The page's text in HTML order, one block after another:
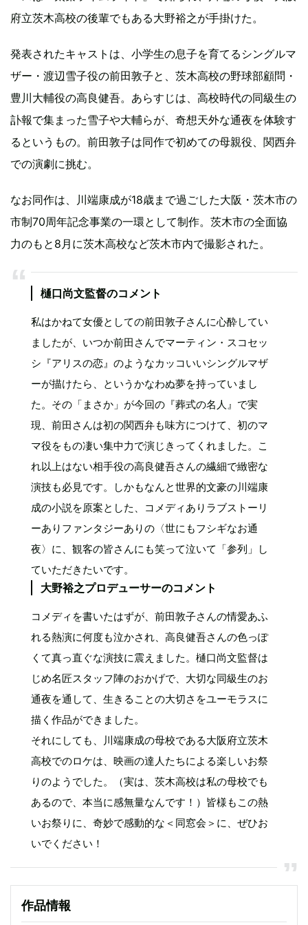
府立茨木高校の後輩でもある大野裕之が手掛けた。
発表されたキャストは、小学生の息子を育てるシングルマ
ザー・渡辺雪子役の前田敦子と、茨木高校の野球部顧問・
豊川大輔役の高良健吾。あらすじは、高校時代の同級生の
訃報で集まった雪子や大輔らが、奇想天外な通夜を体験す
るというもの。前田敦子は同作で初めての母親役、関西弁
での演劇に挑む。
なお同作は、川端康成が18歳まで過ごした大阪・茨木市の
市制70周年記念事業の一環として制作。茨木市の全面協
力のもと8月に茨木高校など茨木市内で撮影された。
樋口尚文監督のコメント
私はかねて女優としての前田敦子さんに心酔してい
ましたが、いつか前田さんでマーティン・スコセッ
シ『アリスの恋』のようなカッコいいシングルマザ
ーが描けたら、というかなわぬ夢を持っていまし
た。その「まさか」が今回の『葬式の名人』で実
現、前田さんは初の関西弁も味方につけて、初のマ
マ役をもの凄い集中力で演じきってくれました。こ
れ以上はない相手役の高良健吾さんの繊細で緻密な
演技も必見です。しかもなんと世界的文豪の川端康
成の小説を原案とした、コメディありラブストーリ
ーありファンタジーありの〈世にもフシギなお通
夜〉に、観客の皆さんにも笑って泣いて「参列」し
ていただきたいです。
大野裕之プロデューサーのコメント
コメディを書いたはずが、前田敦子さんの情愛あふ
れる熱演に何度も泣かされ、高良健吾さんの色っぽ
くて真っ直ぐな演技に震えました。樋口尚文監督は
じめ名匠スタッフ陣のおかげで、大切な同級生のお
通夜を通して、生きることの大切さをユーモラスに
描く作品ができました。
それにしても、川端康成の母校である大阪府立茨木
高校でのロケは、映画の達人たちによる楽しいお祭
りのようでした。（実は、茨木高校は私の母校でも
あるので、本当に感無量なんです！）皆様もこの熱
いお祭りに、奇妙で感動的な＜同窓会＞に、ぜひお
いでください！
作品情報